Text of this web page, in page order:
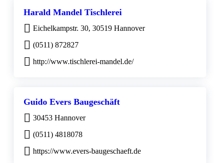
Harald Mandel Tischlerei
Eichelkampstr. 30, 30519 Hannover
(0511) 872827
http://www.tischlerei-mandel.de/
Guido Evers Baugeschäft
30453 Hannover
(0511) 4818078
https://www.evers-baugeschaeft.de